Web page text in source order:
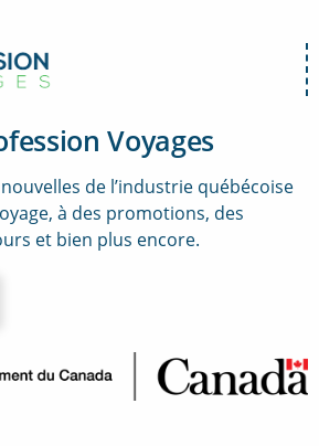
Voyages
de l’industrie québécoise
à des promotions, des
et bien plus encore.